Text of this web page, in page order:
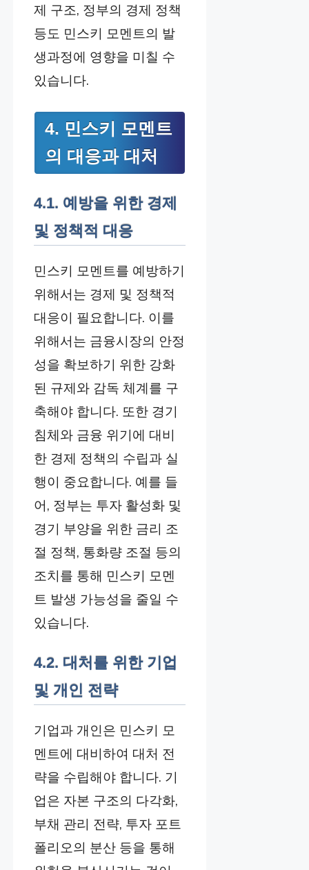
제 구조, 정부의 경제 정책
등도 민스키 모멘트의 발
생과정에 영향을 미칠 수
있습니다.
4. 민스키 모멘트
의 대응과 대처
4.1. 예방을 위한 경제
및 정책적 대응
민스키 모멘트를 예방하기
위해서는 경제 및 정책적
대응이 필요합니다. 이를
위해서는 금융시장의 안정
성을 확보하기 위한 강화
된 규제와 감독 체계를 구
축해야 합니다. 또한 경기
침체와 금융 위기에 대비
한 경제 정책의 수립과 실
행이 중요합니다. 예를 들
어, 정부는 투자 활성화 및
경기 부양을 위한 금리 조
절 정책, 통화량 조절 등의
조치를 통해 민스키 모멘
트 발생 가능성을 줄일 수
있습니다.
4.2. 대처를 위한 기업
및 개인 전략
기업과 개인은 민스키 모
멘트에 대비하여 대처 전
략을 수립해야 합니다. 기
업은 자본 구조의 다각화,
부채 관리 전략, 투자 포트
폴리오의 분산 등을 통해